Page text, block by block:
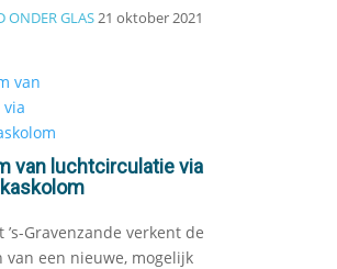
ONDER GLAS21 oktober 2021
van luchtcirculatie via
Gravenzande verkent de
van een nieuwe, mogelijk